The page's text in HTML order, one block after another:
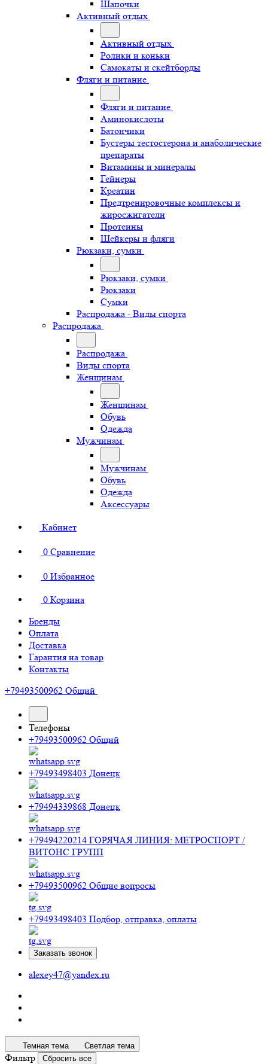
Шапочки
Активный отдых
Активный отдых
Ролики и коньки
Самокаты и скейтборды
Фляги и питание
Фляги и питание
Аминокислоты
Батончики
Бустеры тестостерона и анаболические
препараты
Витамины и минералы
Гейнеры
Креатин
Предтренировочные комплексы и
жиросжигатели
Протеины
Шейкеры и фляги
Рюкзаки, сумки
Рюкзаки, сумки
Рюкзаки
Сумки
Распродажа - Виды спорта
Распродажа
Распродажа
Виды спорта
Женщинам
Женщинам
Обувь
Одежда
Мужчинам
Мужчинам
Обувь
Одежда
Аксессуары
Кабинет
0 Сравнение
0 Избранное
0 Корзина
Бренды
Оплата
Доставка
Гарантия на товар
Контакты
+79493500962 Общий
Телефоны
+79493500962 Общий
+79493498403 Донецк
+79494339868 Донецк
+79494220214 ГОРЯЧАЯ ЛИНИЯ: МЕТРОСПОРТ /
ВИТОНС ГРУПП
+79493500962 Общие вопросы
+79493498403 Подбор, отправка, оплаты
Заказать звонок
alexey47@yandex.ru
Темная тема Светлая тема
Фильтр Сбросить все